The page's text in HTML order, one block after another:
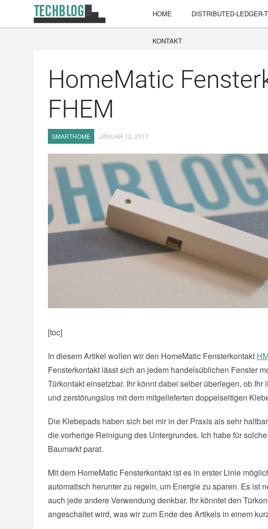
HOME DISTRIBUTED-LEDGER-
KONTAKT
HomeMatic
FHEM
SMARTHOME JANUAR 12, 2017
[toc]
In diesem Artikel wollen wir den HomeMatic Fensterkontakt
Fensterkontakt lässt sich an jedem handelsüblichen Fenster
Türkontakt einsetzbar. Ihr könnt dabei selber überlegen, ob
und zerstörungslos mit dem mitgelieferten doppelseitigen
Die Klebepads haben sich bei mir in der Praxis als sehr
die vorherige Reinigung des Untergrundes. Ich habe für
Baumarkt parat.
Mit dem HomeMatic Fensterkontakt ist es in erster Linie
automatisch herunter zu regeln, um Energie zu sparen. Es ist
auch jede andere Verwendung denkbar. Ihr könntet den
angeschaltet wird, was wir zum Ende des Artikels in einem